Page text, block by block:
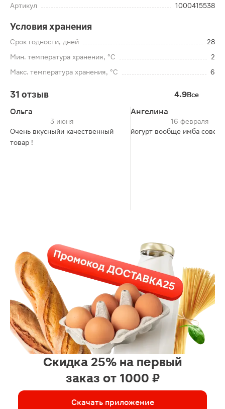
Артикул
1000415538
Условия хранения
Срок годности, дней
28
Мин. температура хранения, °C
2
Макс. температура хранения, °C
6
31 отзыв 4.9Все
Ольга
3 июня
Очень вкусныйи качественный
товар !
Ангелина
16 февраля
йогурт вообще имба
Скидка 25% на первый
заказ от 1000 ₽
Скачать приложение